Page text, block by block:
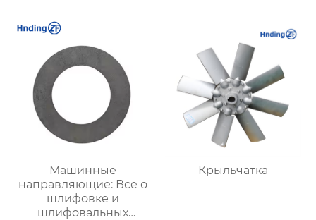
высокоэффективное и
экономичное
решение для
вентиляции
Машинные
направляющие: Все о
шлифовке и
шлифовальных
Крыльчатка